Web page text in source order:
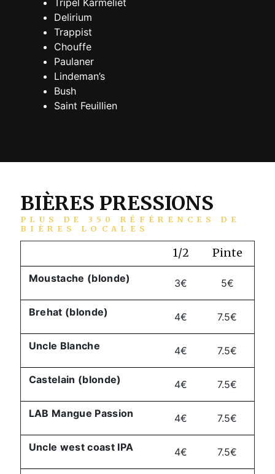
Delirium
Trappist
Chouffe
Paulaner
Lindeman’s
Bush
Saint Feuillien
BIÈRES PRESSIONS
PLUS DE 350 RÉFÉRENCES DE
BIÈRES LOCALES
1/2 Pinte
Moustache (blonde) 3€ 5€
Brehat (blonde) 4€ 7.5€
Uncle Blanche 4€ 7.5€
Castelain (blonde) 4€ 7.5€
LAB Mangue Passion 4€ 7.5€
Uncle west coast IPA 4€ 7.5€